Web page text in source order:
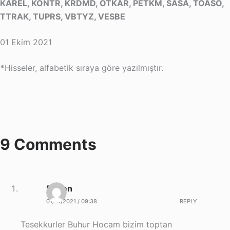
KAREL, KONTR, KRDMD, OTKAR, PETKM, SASA, TOASO,
TTRAK, TUPRS, VBTYZ, VESBE
01 Ekim 2021
*Hisseler, alfabetik sıraya göre yazılmıştır.
9 Comments
Birsen
01/10/2021 / 09:38 REPLY
Tesekkurler Buhur Hocam bizim toptan